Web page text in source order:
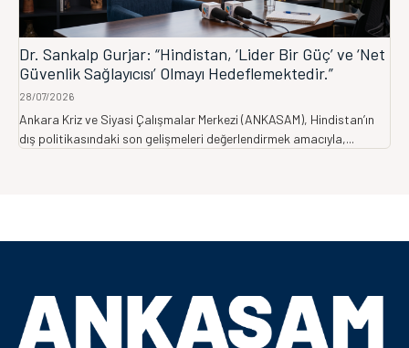
Dr. Sankalp Gurjar: “Hindistan, ‘Lider Bir Güç’ ve ‘Net
Güvenlik Sağlayıcısı’ Olmayı Hedeflemektedir.”
28/07/2026
Ankara Kriz ve Siyasi Çalışmalar Merkezi (ANKASAM), Hindistan’ın
dış politikasındaki son gelişmeleri değerlendirmek amacıyla,...